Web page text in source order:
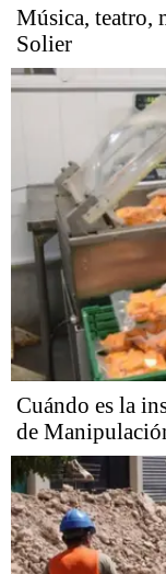
Música, teatro,
Solier
Cuándo es la
de